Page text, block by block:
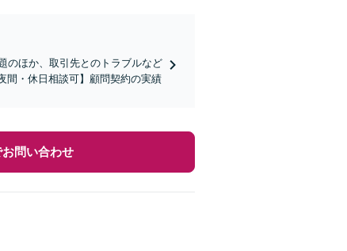
のほか、取引先とのトラブルなど
間・休日相談可】顧問契約の実績
お問い合わせ